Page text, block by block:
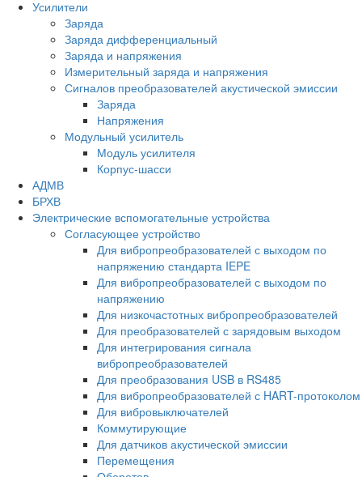
Усилители
Заряда
Заряда дифференциальный
Заряда и напряжения
Измерительный заряда и напряжения
Сигналов преобразователей акустической эмиссии
Заряда
Напряжения
Модульный усилитель
Модуль усилителя
Корпус-шасси
АДМВ
БРХВ
Электрические вспомогательные устройства
Согласующее устройство
Для вибропреобразователей с выходом по
напряжению стандарта IEPE
Для вибропреобразователей с выходом по
напряжению
Для низкочастотных вибропреобразователей
Для преобразователей с зарядовым выходом
Для интегрирования сигнала
вибропреобразователей
Для преобразования USB в RS485
Для вибропреобразователей с HART-протоколом
Для вибровыключателей
Коммутирующие
Для датчиков акустической эмиссии
Перемещения